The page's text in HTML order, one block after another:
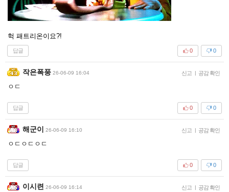
헉 패트리온이요?!
답글 0
0
작은폭풍 26-06-09 16:04 신고 | 공감 확인
ㅇㄷ
답글 0
0
해군이 26-06-09 16:10 신고 | 공감 확인
ㅇㄷㅇㄷㅇㄷ
답글 0
0
이시련 26-06-09 16:14 신고 | 공감 확인